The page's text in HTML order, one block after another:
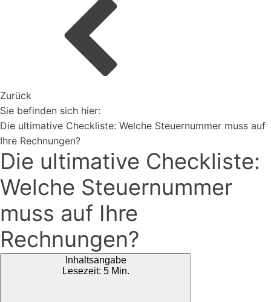
Alle Funktionen ansehen
Organisiere deine Aufträge in Überischtlichen
Erweiterungen
Einfacher Import von Daten oder Lieferanten
Vertriebspartner werden
Ki-Funktionen
Magazin
Bei uns findest du spannendes Blogartikel vieles mehr ...
Zurück
Sie befinden sich hier:
Die ultimative Checkliste: Welche Steuernummer muss auf
Ihre Rechnungen?
Die ultimative Checkliste:
Welche Steuernummer
muss auf Ihre
Rechnungen?
Inhaltsangabe
Lesezeit: 5 Min.